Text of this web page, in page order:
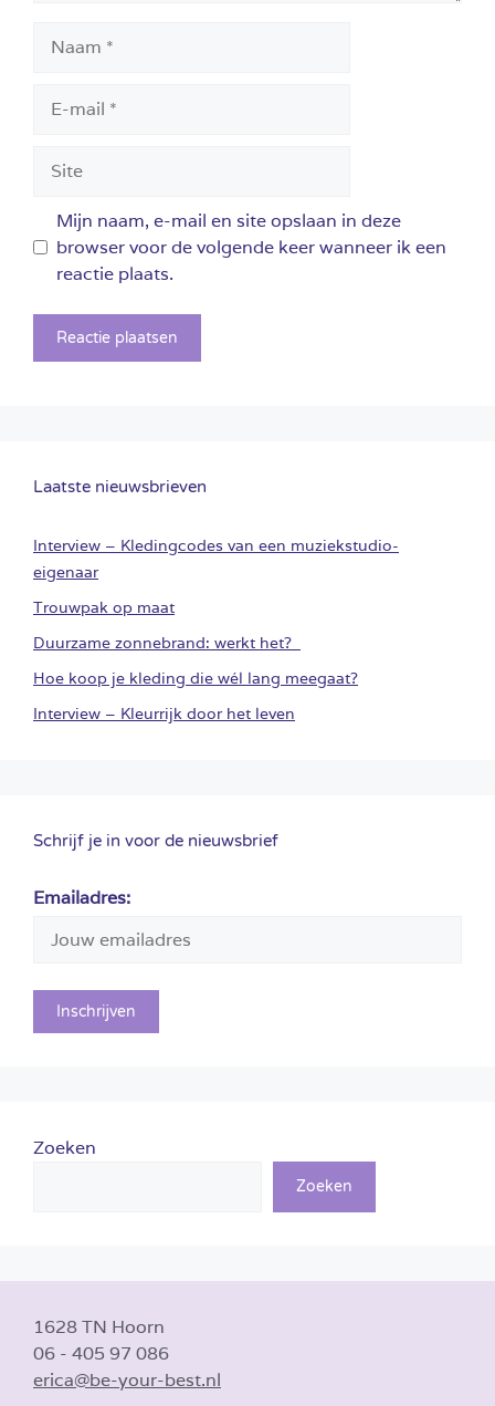
mail
Mijn naam, e-mail en site opslaan in deze
browser voor de volgende keer wanneer ik een
reactie plaats.
Laatste nieuwsbrieven
Interview – Kledingcodes van een muziekstudio-
eigenaar
Trouwpak op maat
Duurzame zonnebrand: werkt het?
Hoe koop je kleding die wél lang meegaat?
Interview – Kleurrijk door het leven
Schrijf je in voor de nieuwsbrief
Emailadres:
Zoeken
Zoeken
1628 TN Hoorn
06 - 405 97 086
erica@be-your-best.nl